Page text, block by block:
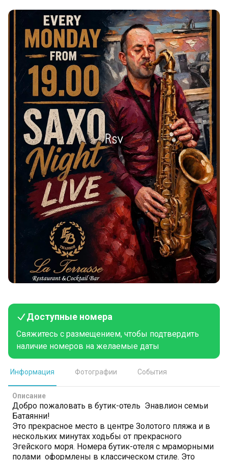
Доступные номера
Свяжитесь с размещением, чтобы подтвердить
наличие номеров на желаемые даты
Информация Фотографии События
Описание
Добро пожаловать в бутик-отель Энавлион семьи
Батаянни!
Это прекрасное место в центре Золотого пляжа и в
нескольких минутах ходьбы от прекрасного
Эгейского моря. Номера бутик-отеля с мраморными
полами оформлены в классическом стиле. Это